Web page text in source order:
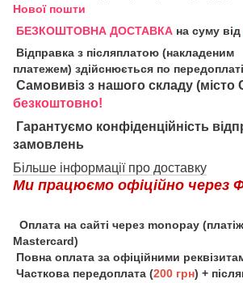
Нової пошти
БЕЗКОШТОВНА ДОСТАВКА на суму від
Відправка з післяплатою (накладеним
платежем) здійснюється по передоплаті
Самовивіз з нашого складу
безкоштовно!
Гарантуємо конфіденційність
замовлень
Більше інформації про доставку
Ми працюємо офіційно через
Оплата на сайті через monopay
Mastercard)
Повна оплата за офіційними
Часткова передоплата (200 грн) +